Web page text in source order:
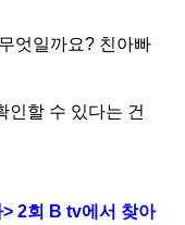
엇일까요? 친아빠
인할 수 있다는 건
2회 B tv에서 찾아